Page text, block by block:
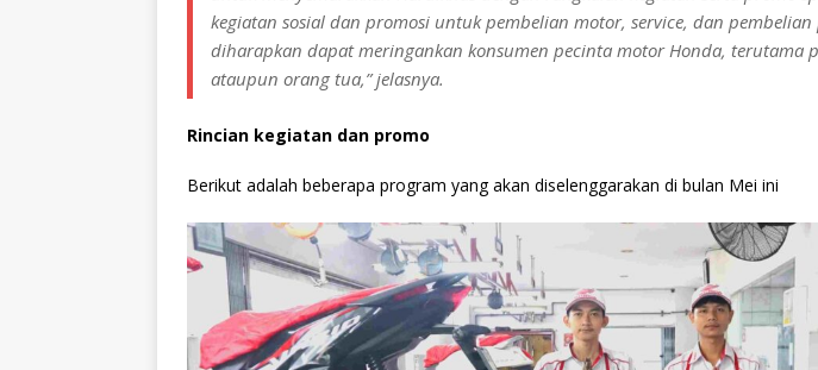
kegiatan sosial dan promosi untuk pembelian motor, service, dan
diharapkan dapat meringankan konsumen pecinta motor Honda, terutama
ataupun orang tua,” jelasnya.
Rincian kegiatan dan promo
Berikut adalah beberapa program yang akan diselenggarakan di bulan Mei ini